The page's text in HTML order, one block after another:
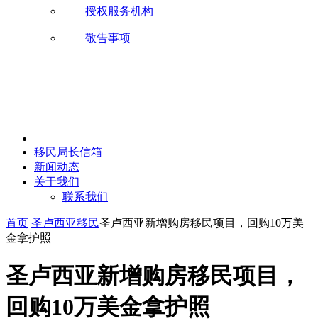
授权服务机构
敬告事项
移民局长信箱
新闻动态
关于我们
联系我们
首页 圣卢西亚移民圣卢西亚新增购房移民项目，回购10万美
金拿护照
圣卢西亚新增购房移民项目，
回购10万美金拿护照